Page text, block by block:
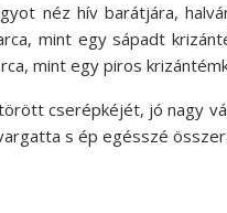
néz hív barátjára,
mint egy sápadt
mint egy piros
cserépkéjét, jó nagy
s ép egésszé